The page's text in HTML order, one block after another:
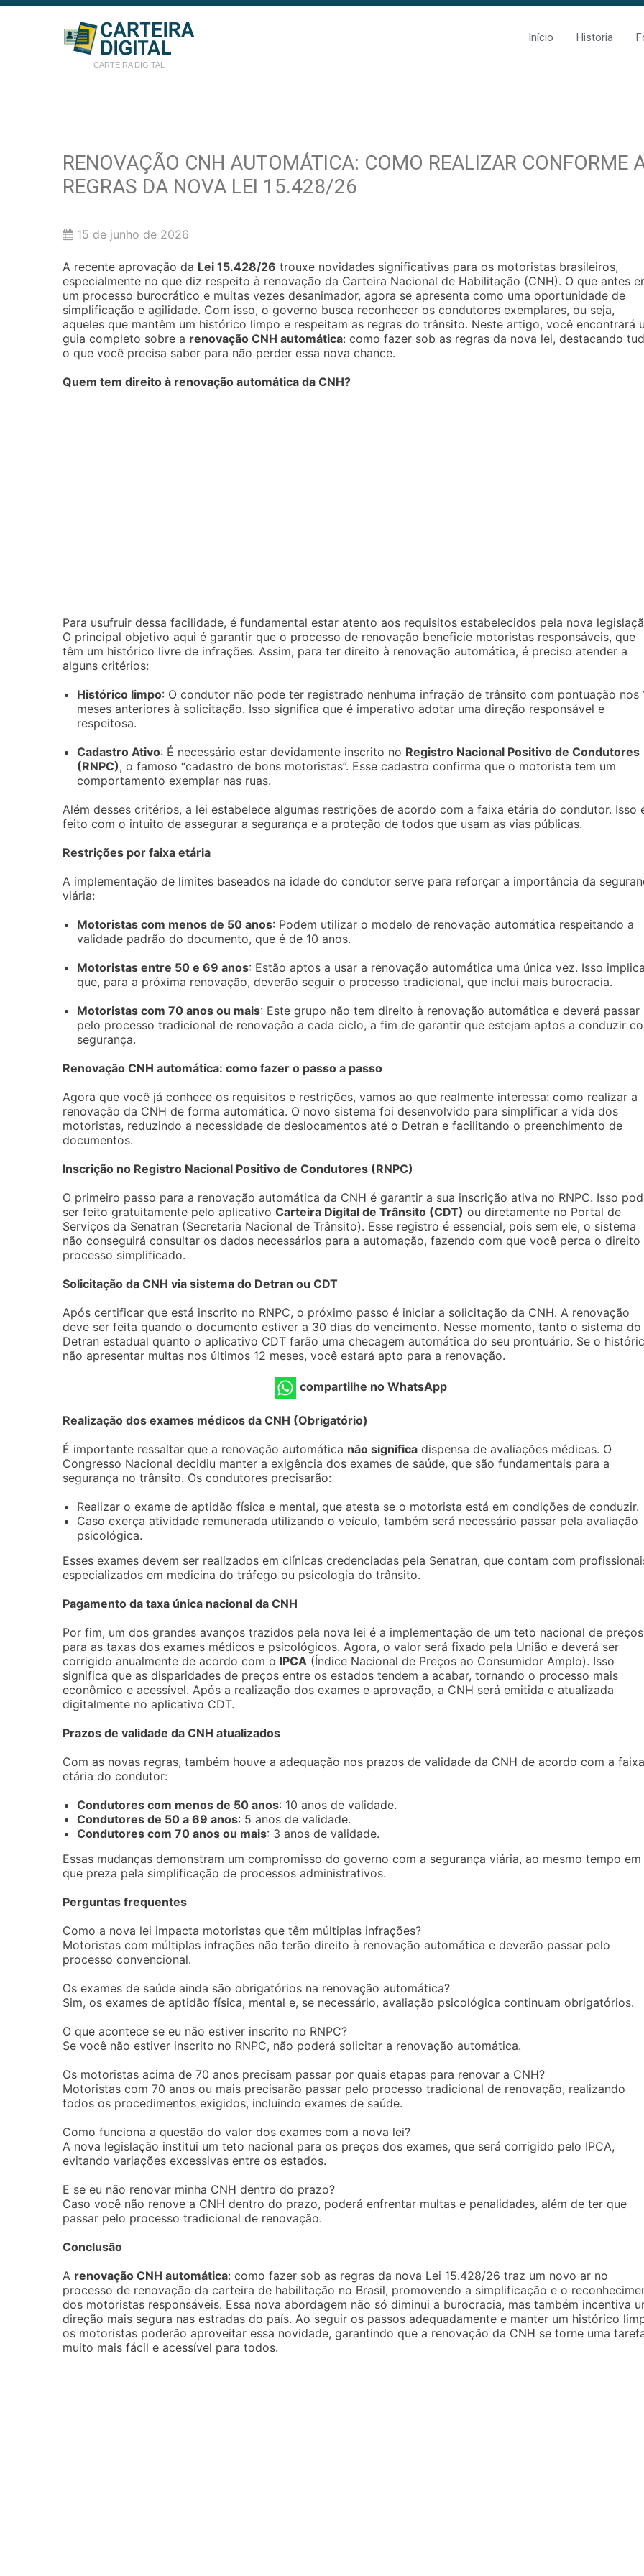
CARTEIRA DIGITAL
Início Historia
RENOVAÇÃO CNH AUTOMÁTICA: COMO REALIZAR CONFORME
REGRAS DA NOVA LEI 15.428/26
15 de junho de 2026
A recente aprovação da Lei 15.428/26 trouxe novidades significativas para os motoristas brasileiros,
especialmente no que diz respeito à renovação da Carteira Nacional de Habilitação (CNH). O que antes
um processo burocrático e muitas vezes desanimador, agora se apresenta como uma oportunidade de
simplificação e agilidade. Com isso, o governo busca reconhecer os condutores exemplares, ou seja,
aqueles que mantêm um histórico limpo e respeitam as regras do trânsito. Neste artigo, você encontrará
guia completo sobre a renovação CNH automática: como fazer sob as regras da nova lei, destacando
o que você precisa saber para não perder essa nova chance.
Quem tem direito à renovação automática da CNH?
Para usufruir dessa facilidade, é fundamental estar atento aos requisitos estabelecidos pela nova
O principal objetivo aqui é garantir que o processo de renovação beneficie motoristas responsáveis, que
têm um histórico livre de infrações. Assim, para ter direito à renovação automática, é preciso atender a
alguns critérios:
Histórico limpo: O condutor não pode ter registrado nenhuma infração de trânsito com pontuação nos
meses anteriores à solicitação. Isso significa que é imperativo adotar uma direção responsável e
respeitosa.
Cadastro Ativo: É necessário estar devidamente inscrito no Registro Nacional Positivo de Condutores
(RNPC), o famoso “cadastro de bons motoristas”. Esse cadastro confirma que o motorista tem um
comportamento exemplar nas ruas.
Além desses critérios, a lei estabelece algumas restrições de acordo com a faixa etária do condutor. Isso
feito com o intuito de assegurar a segurança e a proteção de todos que usam as vias públicas.
Restrições por faixa etária
A implementação de limites baseados na idade do condutor serve para reforçar a importância da
viária:
Motoristas com menos de 50 anos: Podem utilizar o modelo de renovação automática respeitando a
validade padrão do documento, que é de 10 anos.
Motoristas entre 50 e 69 anos: Estão aptos a usar a renovação automática uma única vez. Isso
que, para a próxima renovação, deverão seguir o processo tradicional, que inclui mais burocracia.
Motoristas com 70 anos ou mais: Este grupo não tem direito à renovação automática e deverá passar
pelo processo tradicional de renovação a cada ciclo, a fim de garantir que estejam aptos a conduzir
segurança.
Renovação CNH automática: como fazer o passo a passo
Agora que você já conhece os requisitos e restrições, vamos ao que realmente interessa: como realizar a
renovação da CNH de forma automática. O novo sistema foi desenvolvido para simplificar a vida dos
motoristas, reduzindo a necessidade de deslocamentos até o Detran e facilitando o preenchimento de
documentos.
Inscrição no Registro Nacional Positivo de Condutores (RNPC)
O primeiro passo para a renovação automática da CNH é garantir a sua inscrição ativa no RNPC. Isso
ser feito gratuitamente pelo aplicativo Carteira Digital de Trânsito (CDT) ou diretamente no Portal de
Serviços da Senatran (Secretaria Nacional de Trânsito). Esse registro é essencial, pois sem ele, o sistema
não conseguirá consultar os dados necessários para a automação, fazendo com que você perca o direito
processo simplificado.
Solicitação da CNH via sistema do Detran ou CDT
Após certificar que está inscrito no RNPC, o próximo passo é iniciar a solicitação da CNH. A renovação
deve ser feita quando o documento estiver a 30 dias do vencimento. Nesse momento, tanto o sistema do
Detran estadual quanto o aplicativo CDT farão uma checagem automática do seu prontuário. Se o
não apresentar multas nos últimos 12 meses, você estará apto para a renovação.
compartilhe no WhatsApp
Realização dos exames médicos da CNH (Obrigatório)
É importante ressaltar que a renovação automática não significa dispensa de avaliações médicas. O
Congresso Nacional decidiu manter a exigência dos exames de saúde, que são fundamentais para a
segurança no trânsito. Os condutores precisarão:
Realizar o exame de aptidão física e mental, que atesta se o motorista está em condições de conduzir.
Caso exerça atividade remunerada utilizando o veículo, também será necessário passar pela avaliação
psicológica.
Esses exames devem ser realizados em clínicas credenciadas pela Senatran, que contam com
especializados em medicina do tráfego ou psicologia do trânsito.
Pagamento da taxa única nacional da CNH
Por fim, um dos grandes avanços trazidos pela nova lei é a implementação de um teto nacional de preços
para as taxas dos exames médicos e psicológicos. Agora, o valor será fixado pela União e deverá ser
corrigido anualmente de acordo com o IPCA (Índice Nacional de Preços ao Consumidor Amplo). Isso
significa que as disparidades de preços entre os estados tendem a acabar, tornando o processo mais
econômico e acessível. Após a realização dos exames e aprovação, a CNH será emitida e atualizada
digitalmente no aplicativo CDT.
Prazos de validade da CNH atualizados
Com as novas regras, também houve a adequação nos prazos de validade da CNH de acordo com a faixa
etária do condutor:
Condutores com menos de 50 anos: 10 anos de validade.
Condutores de 50 a 69 anos: 5 anos de validade.
Condutores com 70 anos ou mais: 3 anos de validade.
Essas mudanças demonstram um compromisso do governo com a segurança viária, ao mesmo tempo em
que preza pela simplificação de processos administrativos.
Perguntas frequentes
Como a nova lei impacta motoristas que têm múltiplas infrações?
Motoristas com múltiplas infrações não terão direito à renovação automática e deverão passar pelo
processo convencional.
Os exames de saúde ainda são obrigatórios na renovação automática?
Sim, os exames de aptidão física, mental e, se necessário, avaliação psicológica continuam obrigatórios.
O que acontece se eu não estiver inscrito no RNPC?
Se você não estiver inscrito no RNPC, não poderá solicitar a renovação automática.
Os motoristas acima de 70 anos precisam passar por quais etapas para renovar a CNH?
Motoristas com 70 anos ou mais precisarão passar pelo processo tradicional de renovação, realizando
todos os procedimentos exigidos, incluindo exames de saúde.
Como funciona a questão do valor dos exames com a nova lei?
A nova legislação institui um teto nacional para os preços dos exames, que será corrigido pelo IPCA,
evitando variações excessivas entre os estados.
E se eu não renovar minha CNH dentro do prazo?
Caso você não renove a CNH dentro do prazo, poderá enfrentar multas e penalidades, além de ter que
passar pelo processo tradicional de renovação.
Conclusão
A renovação CNH automática: como fazer sob as regras da nova Lei 15.428/26 traz um novo ar no
processo de renovação da carteira de habilitação no Brasil, promovendo a simplificação e o
dos motoristas responsáveis. Essa nova abordagem não só diminui a burocracia, mas também incentiva
direção mais segura nas estradas do país. Ao seguir os passos adequadamente e manter um histórico
os motoristas poderão aproveitar essa novidade, garantindo que a renovação da CNH se torne uma
muito mais fácil e acessível para todos.